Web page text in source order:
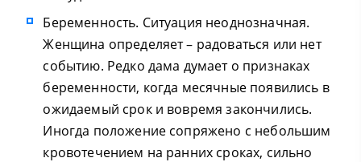
Беременность. Ситуация неоднозначная.
Женщина определяет – радоваться или нет
событию. Редко дама думает о признаках
беременности, когда месячные появились в
ожидаемый срок и вовремя закончились.
Иногда положение сопряжено с небольшим
кровотечением на ранних сроках, сильно